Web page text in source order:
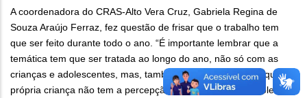
A coordenadora do CRAS-Alto Vera Cruz, Gabriela Regina de
Souza Araújo Ferraz, fez questão de frisar que o trabalho tem
que ser feito durante todo o ano. “É importante lembrar que a
temática tem que ser tratada ao longo do ano, não só com as
crianças e adolescentes, mas, também com os adultos, já que a
própria criança não tem a percepção da gravidade do problema.